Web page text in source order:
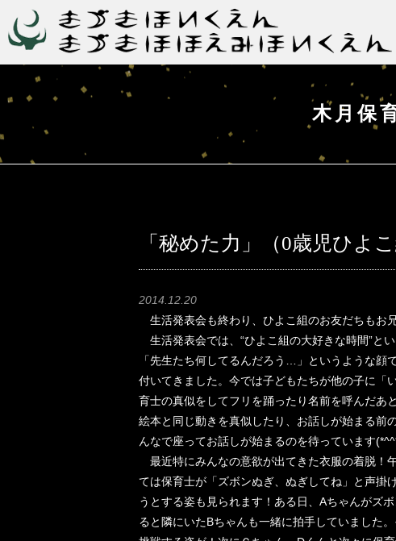
木月保
「秘めた力」（0歳児ひよこ
2014.12.20
生活発表会も終わり、ひよこ組のお友だちもお
生活発表会では、“ひよこ組の大好きな時間”と
「先生たち何してるんだろう…」というような顔
付いてきました。今では子どもたちが他の子に「
育士の真似をしてフリを踊ったり名前を呼んだあ
絵本と同じ動きを真似したり、お話しが始まる前
んなで座ってお話しが始まるのを待っています
最近特にみんなの意欲が出てきた衣服の着脱！
ては保育士が「ズボンぬぎ、ぬぎしてね」と声掛
うとする姿も見られます！ある日、Aちゃんがズ
ると隣にいたBちゃんも一緒に拍手していました